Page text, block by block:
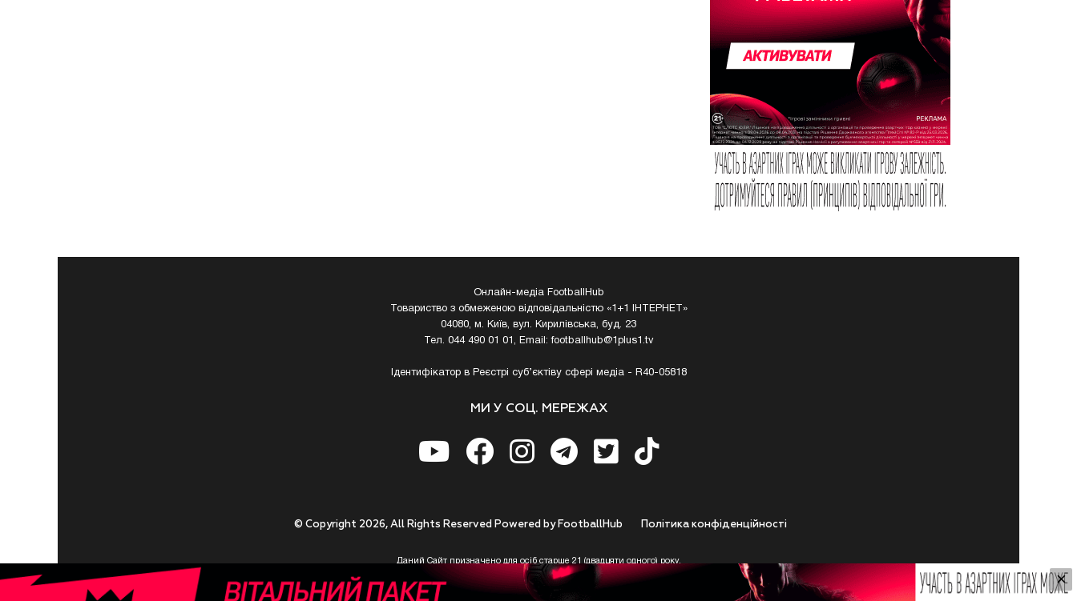
Онлайн-медіа FootballHub
Товариство з обмеженою відповідальністю «1+1 ІНТЕРНЕТ»
04080, м. Київ, вул. Кирилівська, буд. 23
Тел. 044 490 01 01, Email:footballhub@1plus1.tv
Ідентифікатор в Реєстрі суб’єктіву сфері медіа - R40-05818
МИ У СОЦ. МЕРЕЖАХ
Полiтика конфiденцiйностi
© Copyright 2026, All Rights Reserved Powered by FootballHub
Даний Сайт призначено для осіб старше 21 (двадцяти одного) року.
Приступаючи до використання https://footballhub.ua, Користувач цим підтверджує, що досяг 21-річного віку.
У разі , якщо Ви (Користувач) не досягли 21-річного віку - не розпочинайте або припиніть користування Сайтом.
×